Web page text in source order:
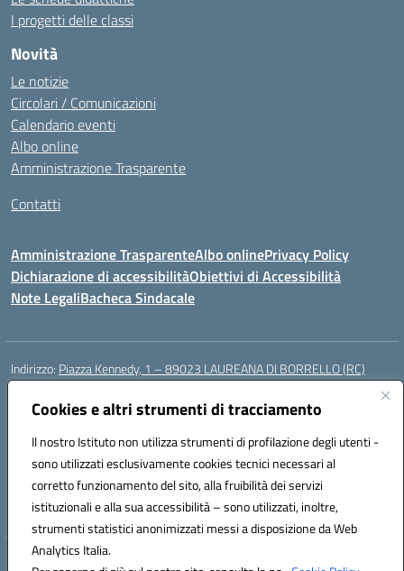
Cookies e altri strumenti di tracciamento
Il nostro Istituto non utilizza strumenti di profilazione degli utenti -
sono utilizzati esclusivamente cookies tecnici necessari al
corretto funzionamento del sito, alla fruibilità dei servizi
istituzionali e alla sua accessibilità – sono utilizzati, inoltre,
strumenti statistici anonimizzati messi a disposizione da Web
Analytics Italia.
I progetti delle classi
Novità
Le notizie
Circolari / Comunicazioni
Calendario eventi
Albo online
Amministrazione Trasparente
Contatti
Amministrazione TrasparenteAlbo onlinePrivacy Policy
Dichiarazione di accessibilitàObiettivi di Accessibilità
Note LegaliBacheca Sindacale
Indirizzo: Piazza Kennedy, 1 – 89023 LAUREANA DI BORRELLO (RC)
Centralino:
Posta elettronica certificata (PEC):rcic84800t@pec.istruzione.it
Codice fiscale: 82000940807
Codice meccanografico:RCIC84800T
Codice Indice delle Pubbliche Amministrazioni (IPA): istsc_rcic84800t
Codice unico di fatturazione (CUF): UF3A7N
Hosting & Powered by 3D Solution S.r.l.